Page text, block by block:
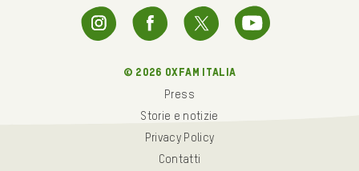
© 2026 oxfam italia
Press
Storie e notizie
Privacy Policy
Contatti